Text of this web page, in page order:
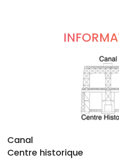
Canal
Centre historique